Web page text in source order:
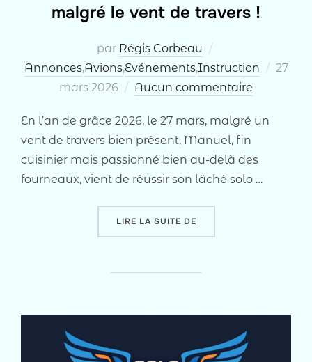
malgré le vent de travers !
par Régis Corbeau
Annonces,Avions,Evénements,Instruction
Publié
27
mars 2026
Aucun commentaire
En l’an de grâce 2026, le 27 mars, malgré un
vent de travers bien présent, Manuel, fin
cuisinier mais passionné bien au-delà des
fourneaux, vient de réussir son lâché solo …
LIRE LA SUITE DE« MANUEL RÉUSSIT SON